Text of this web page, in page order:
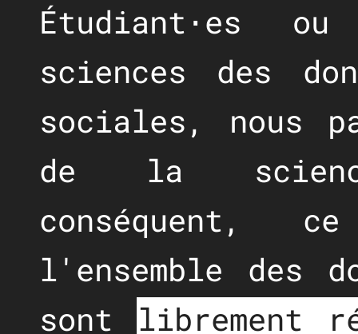
Étudiant⋅es ou
sciences des
sociales, nous
de la
conséquent,
l'ensemble des
sont librement